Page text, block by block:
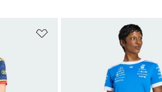
Añadir a la lista de deseos